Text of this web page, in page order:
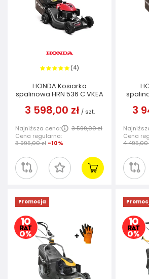
(4)
HONDA Kosiarka
spalinowa HRN 536 C VKEA
3 598,00 zł / szt.
Najniższa cena:
3 599,00 zł
Cena regularna:
3 995,00 zł -10%
3
Cena
4 495,00
Promocja